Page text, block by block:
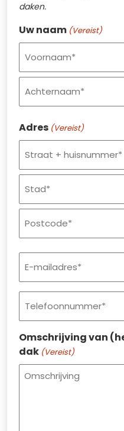
daken.
Uw naam (Vereist)
Voornaam
Adres (Vereist)
Straat
huisnummer
Plaats
mailadres
(Vereist)
Omschrijving van
dak (Vereist)